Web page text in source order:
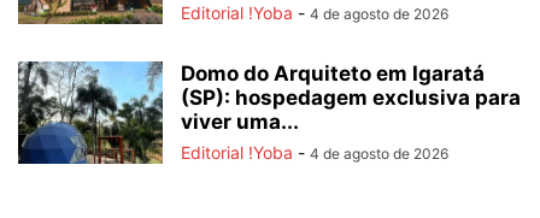
Editorial !Yoba - 4 de agosto de 2026
Domo do Arquiteto em Igaratá
(SP): hospedagem exclusiva para
viver uma...
Editorial !Yoba - 4 de agosto de 2026